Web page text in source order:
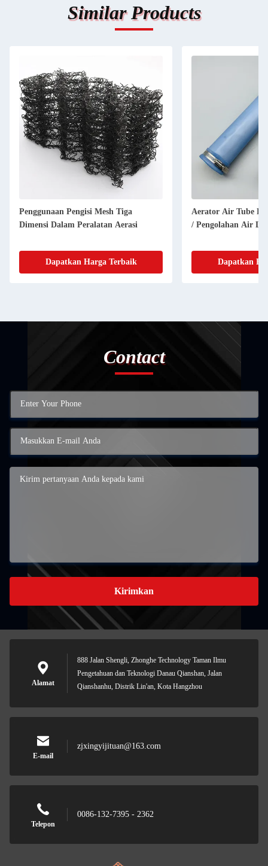
Similar Products
Penggunaan Pengisi Mesh Tiga
Dimensi Dalam Peralatan Aerasi
Dapatkan Harga Terbaik
Aerator Air Tube
/ Pengolahan Air
Dapatkan
Contact
Kirimkan
Alamat
888 Jalan Shengli, Zhonghe Technology Taman Ilmu
Pengetahuan dan Teknologi Danau Qianshan, Jalan
Qianshanhu, Distrik Lin'an, Kota Hangzhou
E-mail
zjxingyijituan@163.com
Telepon
0086-132-7395 - 2362